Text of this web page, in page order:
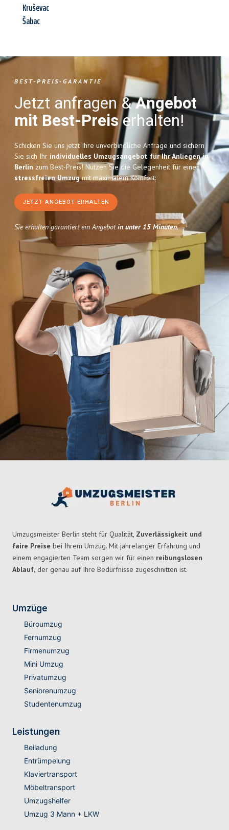
Kruševac
Šabac
BEST-PREIS-GARANTIE
Jetzt anfragen &Angebot
mit Best-Preiserhalten!
Schicken Sie uns jetzt Ihre unverbindliche Anfrage und sichern
Sie sich Ihr individuelles Umzugsangebot für Ihr Anliegen in
Berlin zum Best-Preis! Nutzen Sie die Gelegenheit für einen
stressfreien Umzugmit maximalem Komfort:
JETZT ANGEBOT ERHALTEN
Sie erhalten garantiert ein Angebotin unter 15 Minuten.
Umzugsmeister Berlin steht für Qualität, Zuverlässigkeit und
faire Preise bei Ihrem Umzug. Mit jahrelanger Erfahrung und
einem engagierten Team sorgen wir für einen reibungslosen
Ablauf, der genau auf Ihre Bedürfnisse zugeschnitten ist.
Umzüge
Büroumzug
Fernumzug
Firmenumzug
Mini Umzug
Privatumzug
Seniorenumzug
Studentenumzug
Leistungen
Beiladung
Entrümpelung
Klaviertransport
Möbeltransport
Umzugshelfer
Umzug 3 Mann + LKW